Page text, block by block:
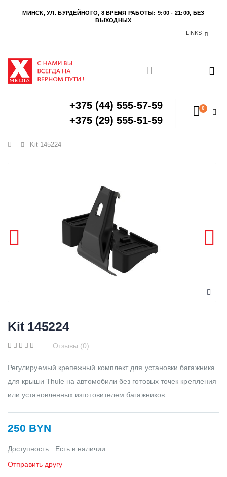
МИНСК, УЛ. БУРДЕЙНОГО, 8 ВРЕМЯ РАБОТЫ: 9:00 - 21:00, БЕЗ
ВЫХОДНЫХ
LINKS
+375 (44) 555-57-59
+375 (29) 555-51-59
0
Главная
Kit 145224
Kit 145224
Отзывы (0)
Регулируемый крепежный комплект для установки багажника
для крыши Thule на автомобили без готовых точек крепления
или установленных изготовителем багажников.
250 BYN
Доступность:
Есть в наличии
Отправить другу